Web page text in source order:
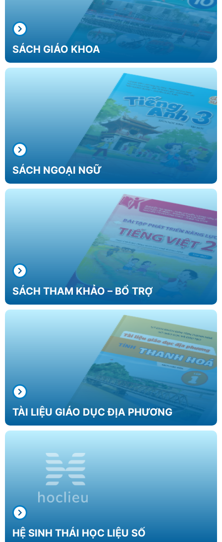
SÁCH GIÁO KHOA
SÁCH NGOẠI NGỮ
SÁCH THAM KHẢO – BỔ TRỢ
TÀI LIỆU GIÁO DỤC ĐỊA PHƯƠNG
HỆ SINH THÁI HỌC LIỆU SỐ